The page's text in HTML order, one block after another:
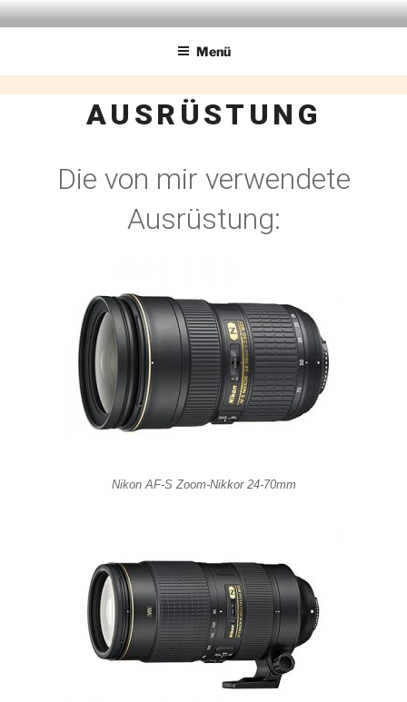
Zum
InhaltANIMALPERSON
Menü
AUSRÜSTUNG
Die von mir verwendete
Ausrüstung:
Nikon AF-S Zoom-Nikkor 24-70mm